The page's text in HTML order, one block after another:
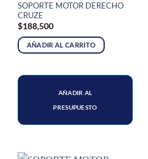
SOPORTE MOTOR DERECHO
CRUZE
$188,500
AÑADIR AL CARRITO
AÑADIR AL
PRESUPUESTO